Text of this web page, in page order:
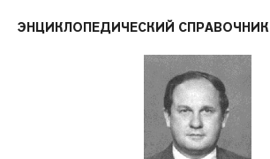
ЭНЦИКЛОПЕДИЧЕСКИЙ СПРАВОЧНИК